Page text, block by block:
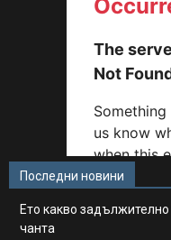
Последни новини
Ето какво
чанта